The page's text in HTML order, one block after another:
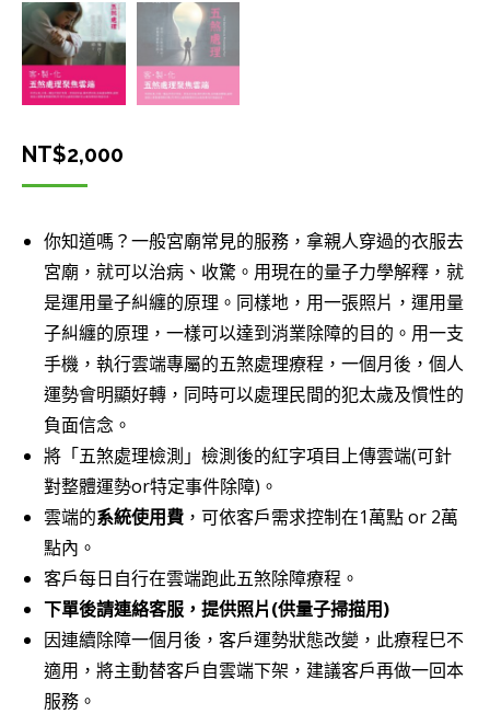
NT$2,000
你知道嗎？一般宮廟常見的服務，拿親人穿過的衣服去
宮廟，就可以治病、收驚。用現在的量子力學解釋，就
是運用量子糾纏的原理。同樣地，用一張照片，運用量
子糾纏的原理，一樣可以達到消業除障的目的。用一支
手機，執行雲端專屬的五煞處理療程，一個月後，個人
運勢會明顯好轉，同時可以處理民間的犯太歲及慣性的
負面信念。
將「五煞處理檢測」檢測後的紅字項目上傳雲端(可針
對整體運勢or特定事件除障)。
雲端的系統使用費 ，可依客戶需求控制在1萬點 or 2萬
點內。
客戶每日自行在雲端跑此五煞除障療程。
下單後請連絡客服，提供照片(供量子掃描用)
因連續除障一個月後，客戶運勢狀態改變，此療程巳不
適用，將主動替客戶自雲端下架，建議客戶再做一回本
服務。